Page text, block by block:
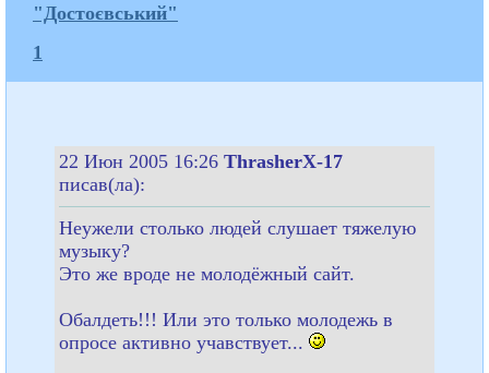
"Достоєвський"
1
22 Июн 2005 16:26 ThrasherX-17
писав(ла):
Неужели столько людей слушает тяжелую
музыку?
Это же вроде не молодёжный сайт.
Обалдеть!!! Или это только молодежь в
опросе активно учавствует...